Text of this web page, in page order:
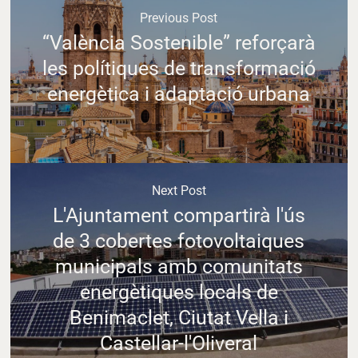
Previous Post
“València Sostenible” reforçarà
les polítiques de transformació
energètica i adaptació urbana
Next Post
L'Ajuntament compartirà l'ús
de 3 cobertes fotovoltaiques
municipals amb comunitats
energètiques locals de
Benimaclet, Ciutat Vella i
Castellar-l'Oliveral